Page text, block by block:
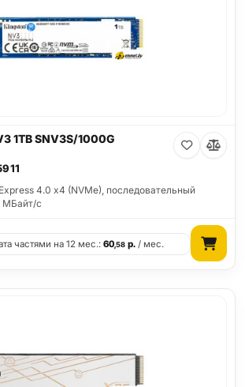
1TB SNV3S/1000G
4.0 x4 (NVMe), последовательный
МБайт/с
частями на 12 мес.:60,58 р. / мес.